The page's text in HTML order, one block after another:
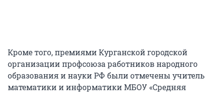
Кроме того, премиями Курганской городской
организации профсоюза работников народного
образования и науки РФ были отмечены учитель
математики и информатики МБОУ «Средняя